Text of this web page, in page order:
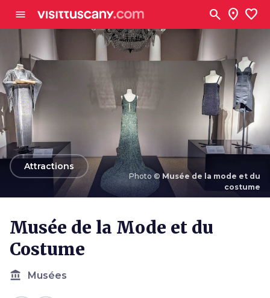
menu search location_on favorite
Photo © Musée de la mode et du
costume
arrow_back
Attractions
Musée de la Mode et du
Costume
account_balance Musées